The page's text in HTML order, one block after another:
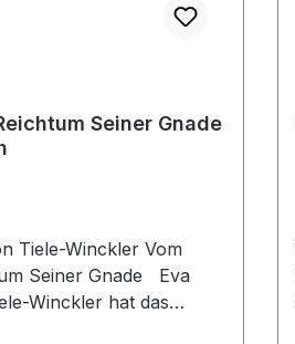
gesenkten Blick aufs
zu stärken."
Hardcover, 112 S.
Seiner Gnade
Tiele-Winckler Vom
Seiner Gnade Eva
Winckler hat das